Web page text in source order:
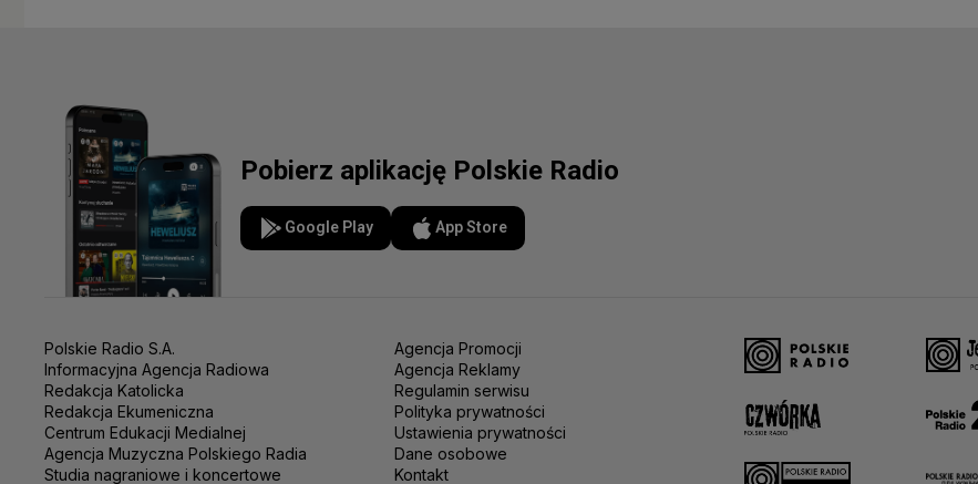
Pobierz aplikację Polskie Radio
Google Play App Store
Polskie Radio S.A.
Informacyjna Agencja Radiowa
Redakcja Katolicka
Redakcja Ekumeniczna
Centrum Edukacji Medialnej
Agencja Muzyczna Polskiego Radia
Studia nagraniowe i koncertowe
Agencja Promocji
Agencja Reklamy
Regulamin serwisu
Polityka prywatności
Ustawienia prywatności
Dane osobowe
Kontakt